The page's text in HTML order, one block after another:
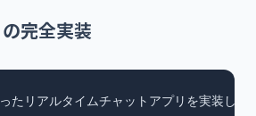
完全実装
たリアルタイムチャットアプリを実装して